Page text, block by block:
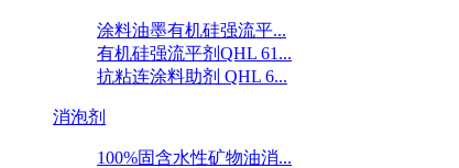
涂料油墨有机硅强流平...
有机硅强流平剂QHL 61...
抗粘连涂料助剂 QHL 6...
消泡剂
100%固含水性矿物油消...